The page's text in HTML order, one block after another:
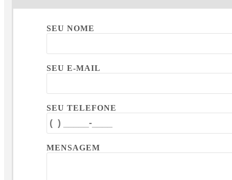
SEU NOME
SEU E-MAIL
SEU TELEFONE
MENSAGEM